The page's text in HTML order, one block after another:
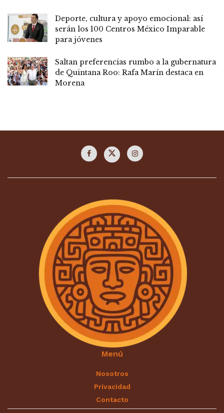
Deporte, cultura y apoyo emocional: así
serán los 100 Centros México Imparable
para jóvenes
Saltan preferencias rumbo a la gubernatura
de Quintana Roo: Rafa Marín destaca en
Morena
Menú
Nosotros
Privacidad
Contacto